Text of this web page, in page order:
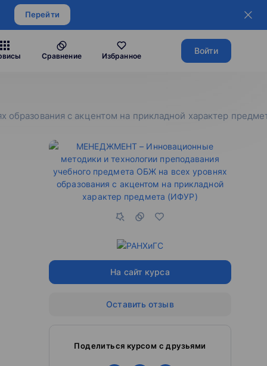
Перейти
Сравнение Избранное
Войти
с акцентом на прикладной характер
На сайт курса
Оставить отзыв
Поделиться курсом с друзьями